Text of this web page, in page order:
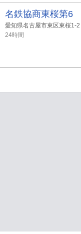
名鉄協商東桜第6
愛知県名古屋市東区東桜1-2
24時間